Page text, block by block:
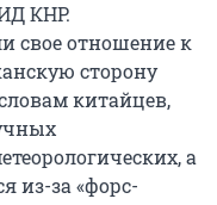
КНР.
свое отношение к
сторону
китайцев,
а
из-за «форс-